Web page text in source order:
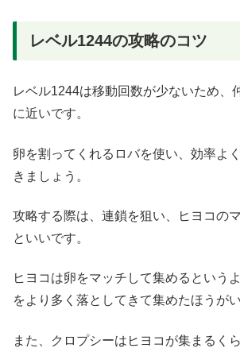
レベル1244の攻略のコツ
レベル1244は移動回数が少ないため、
に近いです。
卵を割ってくれるロバを使い、効率よ
きましょう。
攻略する際は、連鎖を狙い、ヒヨコの
といいです。
ヒヨコは卵をマッチして集めるという
をより多く落としてきて集めたほうが
また、クロプシーはヒヨコが集まるく